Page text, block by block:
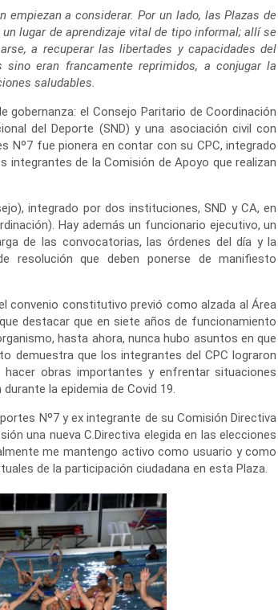
a considerar. Por un lado, las Plazas de
lugar de aprendizaje vital de tipo informal; allí se
a recuperar las libertades y capacidades del
eran francamente reprimidos, a conjugar la
saludables.
gobernanza: el Consejo Paritario de Coordinación
del Deporte (SND) y una asociación civil con
Nº7 fue pionera en contar con su CPC, integrado
integrantes de la Comisión de Apoyo que realizan
integrado por dos instituciones, SND y CA, en
Hay además un funcionario ejecutivo, un
de las convocatorias, las órdenes del día y la
resolución que deben ponerse de manifiesto
convenio constitutivo previó como alzada al Área
destacar que en siete años de funcionamiento
hasta ahora, nunca hubo asuntos en que
demuestra que los integrantes del CPC lograron
obras importantes y enfrentar situaciones
la epidemia de Covid 19.
Nº7 y ex integrante de su Comisión Directiva
una nueva C.Directiva elegida en las elecciones
me mantengo activo como usuario y como
de la participación ciudadana en esta Plaza.